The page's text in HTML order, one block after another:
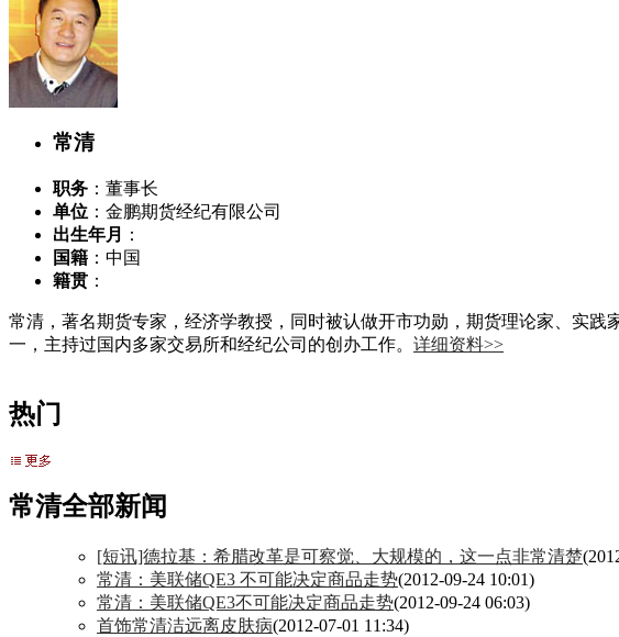
常清
职务 ：董事长
单位 ：金鹏期货经纪有限公司
出生年月
：
国籍 ：中国
籍贯 ：
常清，著名期货专家，经济学教授，同时被认做开市功勋，期货理论家、实
一，主持过国内多家交易所和经纪公司的创办工作。 详细资料>>
热门
常清全部新闻
[短讯]德拉基：希腊改革是可察觉、大规模的，这一点非常清楚
常清：美联储QE3 不可能决定商品走势(2012-09-24 10:01)
常清：美联储QE3不可能决定商品走势(2012-09-24 06:03)
首饰常清洁远离皮肤病(2012-07-01 11:34)